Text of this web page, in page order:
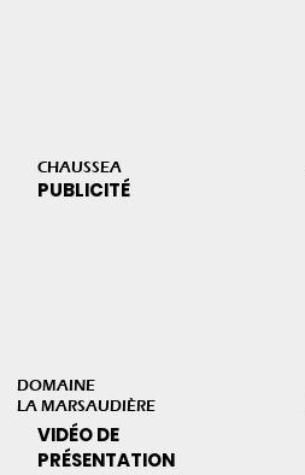
CHAUSSEA
PUBLICITÉ
DOMAINE
LA MARSAUDIÈRE
VIDÉO DE
PRÉSENTATION